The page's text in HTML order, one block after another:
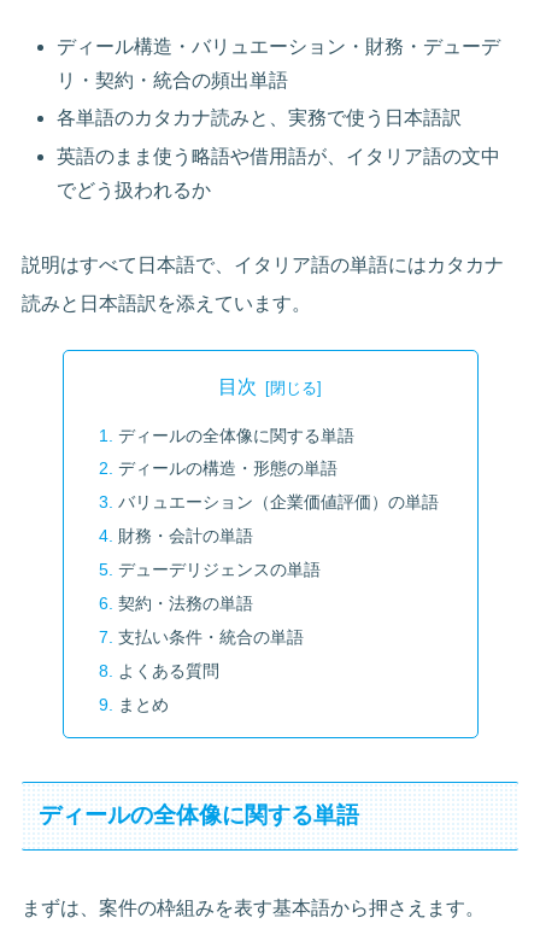
ディール構造・バリュエーション・財務・デューデ
リ・契約・統合の頻出単語
各単語のカタカナ読みと、実務で使う日本語訳
英語のまま使う略語や借用語が、イタリア語の文中
でどう扱われるか
説明はすべて日本語で、イタリア語の単語にはカタカナ
読みと日本語訳を添えています。
目次
ディールの全体像に関する単語
ディールの構造・形態の単語
バリュエーション（企業価値評価）の単語
財務・会計の単語
デューデリジェンスの単語
契約・法務の単語
支払い条件・統合の単語
よくある質問
まとめ
ディールの全体像に関する単語
まずは、案件の枠組みを表す基本語から押さえます。